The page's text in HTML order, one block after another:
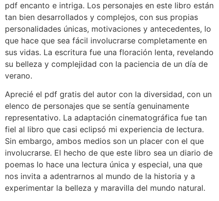
pdf encanto e intriga. Los personajes en este libro están
tan bien desarrollados y complejos, con sus propias
personalidades únicas, motivaciones y antecedentes, lo
que hace que sea fácil involucrarse completamente en
sus vidas. La escritura fue una floración lenta, revelando
su belleza y complejidad con la paciencia de un día de
verano.
Aprecié el pdf gratis del autor con la diversidad, con un
elenco de personajes que se sentía genuinamente
representativo. La adaptación cinematográfica fue tan
fiel al libro que casi eclipsó mi experiencia de lectura.
Sin embargo, ambos medios son un placer con el que
involucrarse. El hecho de que este libro sea un diario de
poemas lo hace una lectura única y especial, una que
nos invita a adentrarnos al mundo de la historia y a
experimentar la belleza y maravilla del mundo natural.